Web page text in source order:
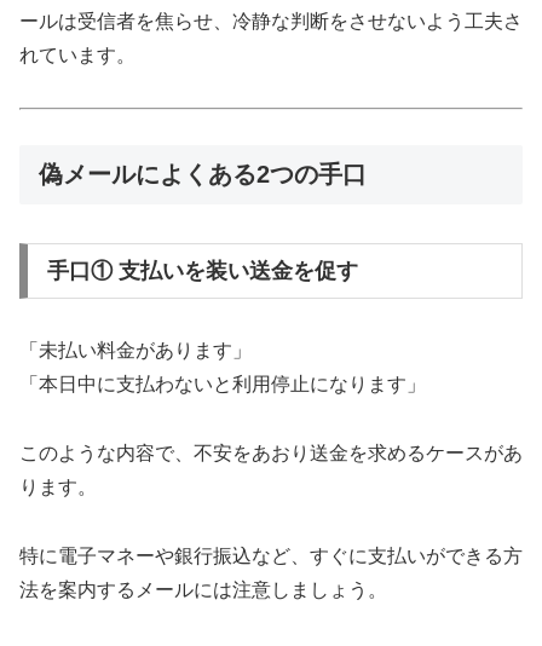
ールは受信者を焦らせ、冷静な判断をさせないよう工夫さ
れています。
偽メールによくある2つの手口
手口① 支払いを装い送金を促す
「未払い料金があります」
「本日中に支払わないと利用停止になります」
このような内容で、不安をあおり送金を求めるケースがあ
ります。
特に電子マネーや銀行振込など、すぐに支払いができる方
法を案内するメールには注意しましょう。